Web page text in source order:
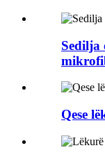
Sedilja
Qese